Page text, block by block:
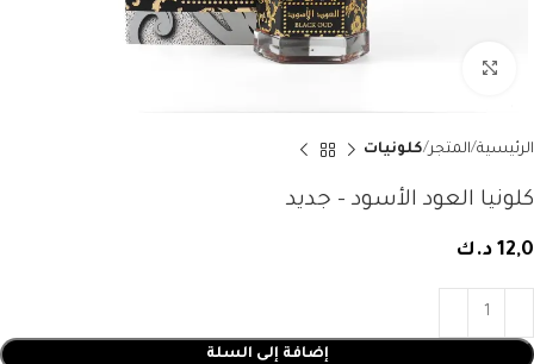
الرئيسية المتجر كلونيات
كلونيا العود الأسود – جديد
12,0 د.ك
إضافة إلى السلة